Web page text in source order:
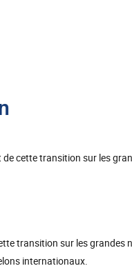
de cette transition sur les
transition sur les grandes
internationaux.